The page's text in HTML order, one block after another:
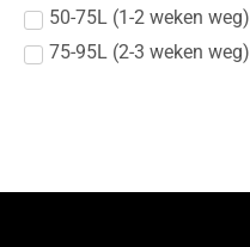
50-75L (1-2 weken weg)
75-95L (2-3 weken weg)